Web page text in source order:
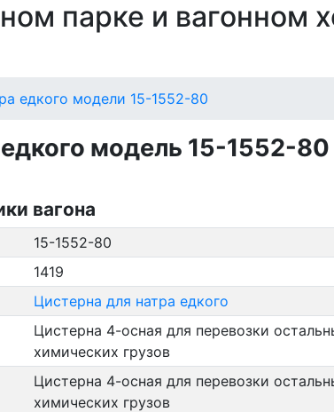
парке и вагонном
едкого модели 15-1552-80
модель 15-1552-80
вагона
15-1552-80
1419
Цистерна для натра едкого
Цистерна 4-осная для перевозки
химических грузов
Цистерна 4-осная для перевозки
химических грузов